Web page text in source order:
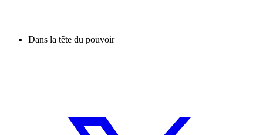
Dans la tête du pouvoir